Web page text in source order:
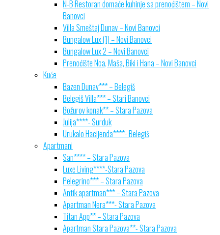
N-B Restoran domaće kuhinje sa prenoćištem – Novi
Banovci
Villa Smeštaj Dunav – Novi Banovci
Bungalow Lux (1) – Novi Banovci
Bungalow Lux 2 – Novi Banovci
Prenoćište Noa, Maša, Biki i Hana – Novi Banovci
Kuće
Bazen Dunav*** – Belegiš
Belegiš Villa*** – Stari Banovci
Božurov konak** – Stara Pazova
Julija****- Surduk
Urukalo Hacijenda****- Belegiš
Apartmani
San**** – Stara Pazova
Luxe Living****-Stara Pazova
Pelegrino*** – Stara Pazova
Antik apartman*** – Stara Pazova
Apartman Nera***- Stara Pazova
Titan App** – Stara Pazova
Apartman Stara Pazova**- Stara Pazova